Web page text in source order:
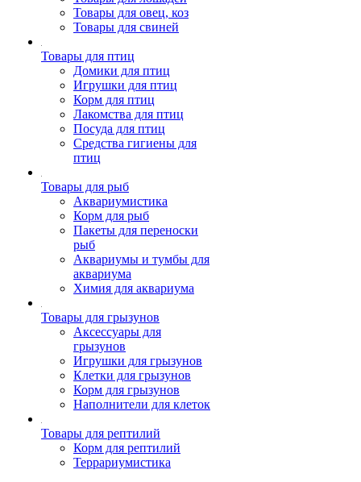
Товары для овец, коз
Товары для свиней
Товары для птиц
Домики для птиц
Игрушки для птиц
Корм для птиц
Лакомства для птиц
Посуда для птиц
Средства гигиены для
птиц
Товары для рыб
Аквариумистика
Корм для рыб
Пакеты для переноски
рыб
Аквариумы и тумбы для
аквариума
Химия для аквариума
Товары для грызунов
Аксессуары для
грызунов
Игрушки для грызунов
Клетки для грызунов
Корм для грызунов
Наполнители для клеток
Товары для рептилий
Корм для рептилий
Террариумистика